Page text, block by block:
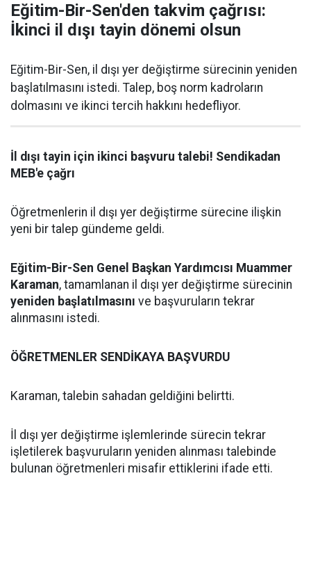
Eğitim-Bir-Sen'den takvim çağrısı:
İkinci il dışı tayin dönemi olsun
Eğitim-Bir-Sen, il dışı yer değiştirme sürecinin yeniden
başlatılmasını istedi. Talep, boş norm kadroların
dolmasını ve ikinci tercih hakkını hedefliyor.
İl dışı tayin için ikinci başvuru talebi! Sendikadan
MEB'e çağrı
Öğretmenlerin il dışı yer değiştirme sürecine ilişkin
yeni bir talep gündeme geldi.
Eğitim-Bir-Sen Genel Başkan Yardımcısı Muammer
Karaman, tamamlanan il dışı yer değiştirme sürecinin
yeniden başlatılmasını ve başvuruların tekrar
alınmasını istedi.
ÖĞRETMENLER SENDİKAYA BAŞVURDU
Karaman, talebin sahadan geldiğini belirtti.
İl dışı yer değiştirme işlemlerinde sürecin tekrar
işletilerek başvuruların yeniden alınması talebinde
bulunan öğretmenleri misafir ettiklerini ifade etti.